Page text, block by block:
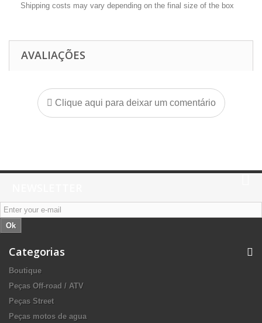
Shipping costs may vary depending on the final size of the box
AVALIAÇÕES
Clique aqui para deixar um comentário
Ok
Categorias
Boutique
Peças Off-road / ATV
Peças Street
Peças motos de agua